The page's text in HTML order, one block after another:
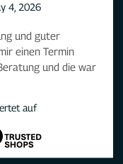
4, 2026
und guter
einen Termin
und die war
auf